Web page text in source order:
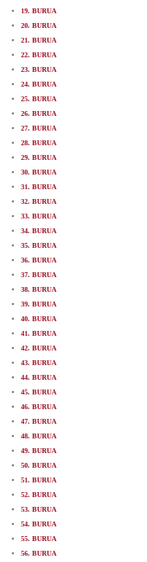
19. BURUA
20. BURUA
21. BURUA
22. BURUA
23. BURUA
24. BURUA
25. BURUA
26. BURUA
27. BURUA
28. BURUA
29. BURUA
30. BURUA
31. BURUA
32. BURUA
33. BURUA
34. BURUA
35. BURUA
36. BURUA
37. BURUA
38. BURUA
39. BURUA
40. BURUA
41. BURUA
42. BURUA
43. BURUA
44. BURUA
45. BURUA
46. BURUA
47. BURUA
48. BURUA
49. BURUA
50. BURUA
51. BURUA
52. BURUA
53. BURUA
54. BURUA
55. BURUA
56. BURUA